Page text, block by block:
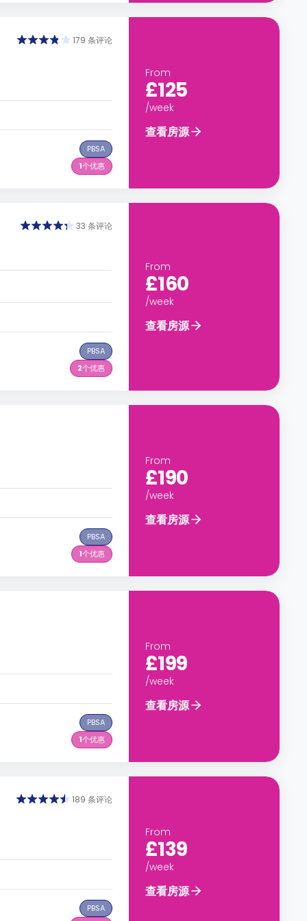
179 条评论
PBSA
1个优惠
From
£125
/week
查看房源
33 条评论
PBSA
2个优惠
From
£160
/week
查看房源
PBSA
1个优惠
From
£190
/week
查看房源
PBSA
1个优惠
From
£199
/week
查看房源
189 条评论
PBSA
From
£139
/week
查看房源